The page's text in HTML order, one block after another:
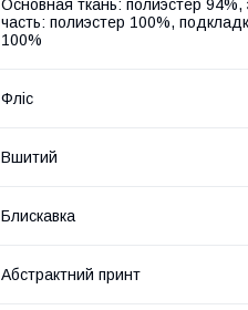
Основная ткань: полиэстер
часть: полиэстер 100%,
100%
Фліс
Вшитий
Блискавка
Абстрактний принт